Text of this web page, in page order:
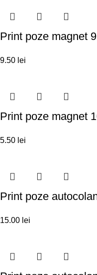
Print poze magnet
9.50 lei
Print poze magnet
5.50 lei
Print poze
15.00 lei